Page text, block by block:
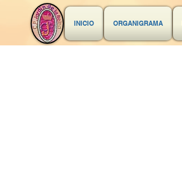
INICIO ORGANIGRAMA